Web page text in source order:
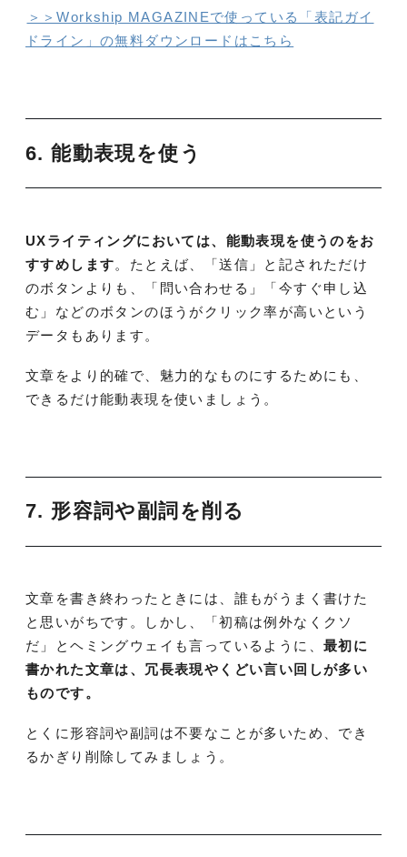
＞＞Workship MAGAZINEで使っている「表記ガイ
ドライン」の無料ダウンロードはこちら
6. 能動表現を使う
UXライティングにおいては、能動表現を使うのをお
すすめします。たとえば、「送信」と記されただけ
のボタンよりも、「問い合わせる」「今すぐ申し込
む」などのボタンのほうがクリック率が高いという
データもあります。
文章をより的確で、魅力的なものにするためにも、
できるだけ能動表現を使いましょう。
7. 形容詞や副詞を削る
文章を書き終わったときには、誰もがうまく書けた
と思いがちです。しかし、「初稿は例外なくクソ
だ」とヘミングウェイも言っているように、 最初に
書かれた文章は、冗長表現やくどい言い回しが多い
ものです。
とくに形容詞や副詞は不要なことが多いため、でき
るかぎり削除してみましょう。